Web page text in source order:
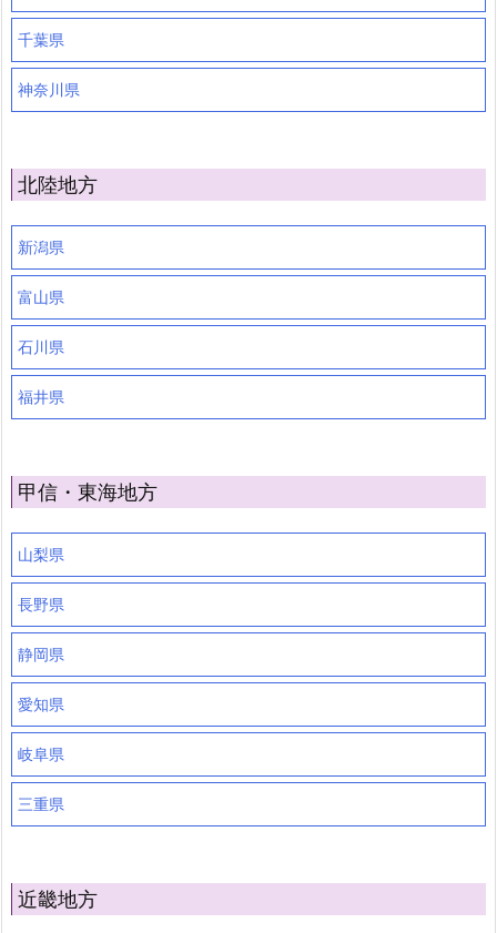
千葉県
神奈川県
北陸地方
新潟県
富山県
石川県
福井県
甲信・東海地方
山梨県
長野県
静岡県
愛知県
岐阜県
三重県
近畿地方